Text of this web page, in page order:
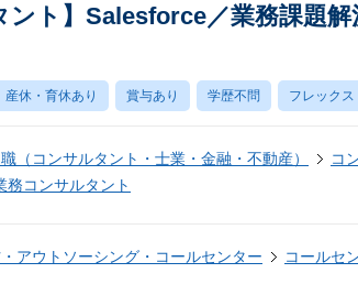
ント】Salesforce／業務課題
産休・育休あり 賞与あり 学歴不問 フレックス
（コンサルタント・士業・金融・不動産）
コ
務コンサルタント
・アウトソーシング・コールセンター コールセ